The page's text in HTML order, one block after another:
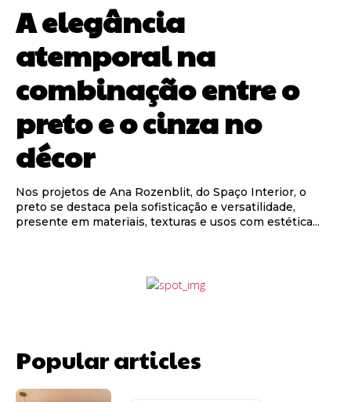
A elegância
atemporal na
combinação entre o
preto e o cinza no
décor
Nos projetos de Ana Rozenblit, do Spaço Interior, o
preto se destaca pela sofisticação e versatilidade,
presente em materiais, texturas e usos com estética...
Popular articles